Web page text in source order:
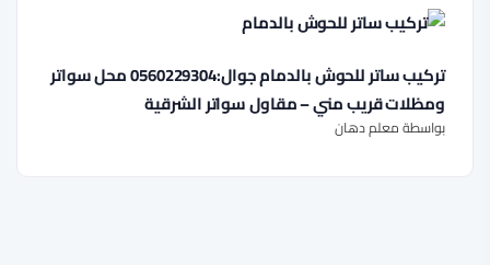
تركيب ساتر للحوش بالدمام جوال:0560229304 محل سواتر
ومظلات قريب مني – مقاول سواتر الشرقية
بواسطة معلم دهان